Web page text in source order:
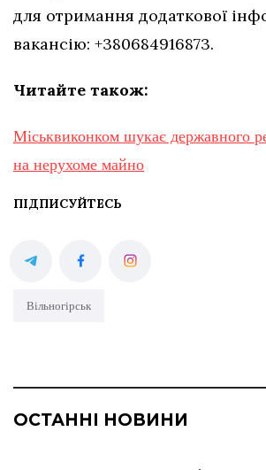
для отримання додаткової
вакансію: +380684916873.
Читайте також:
Міськвиконком шукає державного
на нерухоме майно
ПІДПИСУЙТЕСЬ
Вільногірськ
ОСТАННІ НОВИНИ